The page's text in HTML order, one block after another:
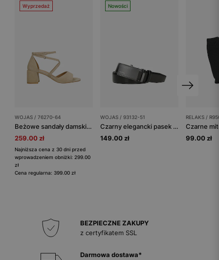
Wyprzedaż
WOJAS / 76270-64
Beżowe sandały damskie na obcasie ze skóry welurowej
259.00 zł
Najniższa cena z 30 dni przed
wprowadzeniem obniżki: 299.00
zł
Cena regularna: 399.00 zł
Nowości
WOJAS / 93132-51
Czarny elegancki pasek męski z pełną klamrą
149.00 zł
RELAKS /
99.00 zł
BEZPIECZNE ZAKUPY
z certyfikatem SSL
Darmowa dostawa*